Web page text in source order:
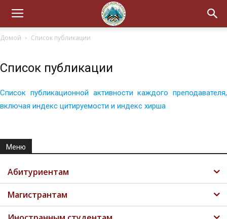
Домой Список публикации
Список публикации
Список публикационной активности каждого преподавателя,
включая индекс цитируемости и индекс хирша
Меню
Абитуриентам
Магистрантам